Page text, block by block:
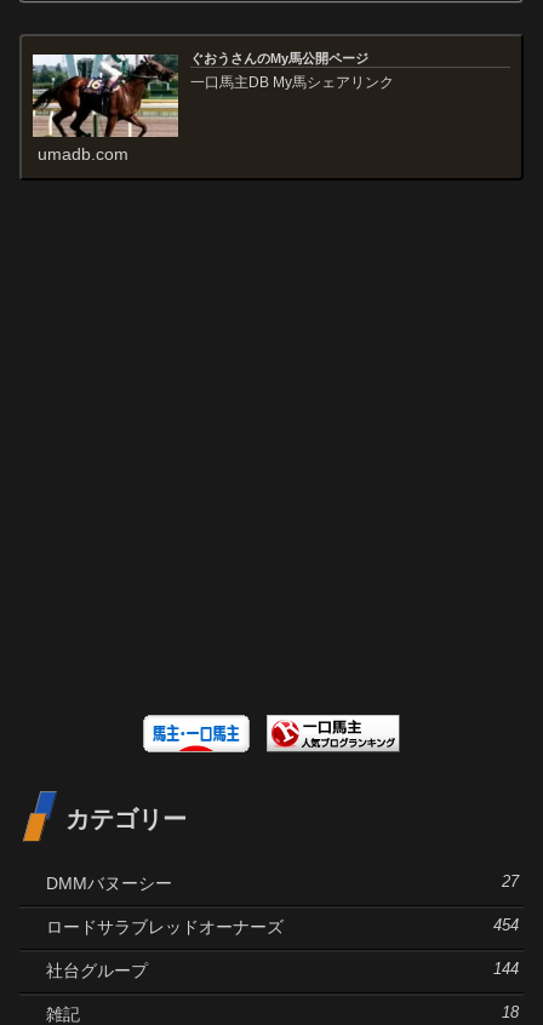
ぐおうさんのMy馬公開ページ
一口馬主DB My馬シェアリンク
umadb.com
カテゴリー
DMMバヌーシー 27
ロードサラブレッドオーナーズ 454
社台グループ 144
雑記 18